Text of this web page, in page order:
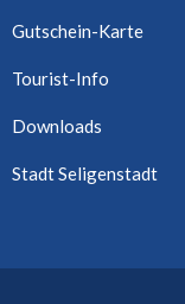
Gutschein-Karte
Tourist-Info
Downloads
Stadt Seligenstadt